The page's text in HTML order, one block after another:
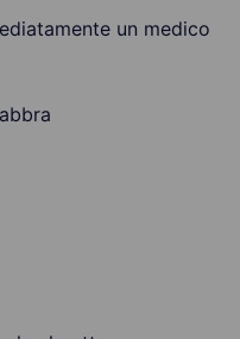
un medico